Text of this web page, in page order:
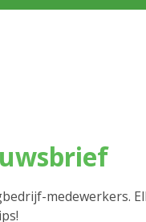
medewerkers.